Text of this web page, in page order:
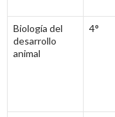
Biología del
desarrollo
animal
4°